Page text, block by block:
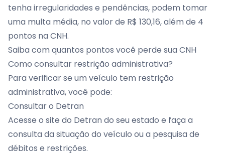
tenha irregularidades e pendências, podem tomar
uma multa média, no valor de R$ 130,16, além de 4
pontos na CNH.
Saiba com quantos pontos você perde sua CNH
Como consultar restrição administrativa?
Para verificar se um veículo tem restrição
administrativa, você pode:
Consultar o Detran
Acesse o site do Detran do seu estado e faça a
consulta da situação do veículo ou a pesquisa de
débitos e restrições.